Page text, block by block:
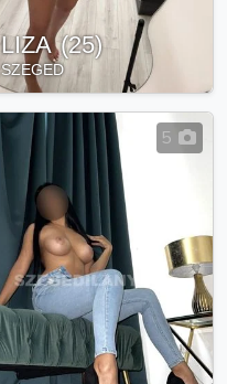
LIZA (25)
SZEGED
5